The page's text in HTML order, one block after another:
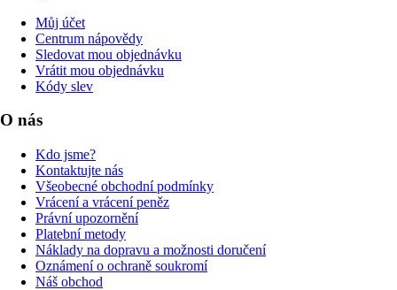
Můj účet
Centrum nápovědy
Sledovat mou objednávku
Vrátit mou objednávku
Kódy slev
O nás
Kdo jsme?
Kontaktujte nás
Všeobecné obchodní podmínky
Vrácení a vrácení peněz
Právní upozornění
Platební metody
Náklady na dopravu a možnosti doručení
Oznámení o ochraně soukromí
Náš obchod